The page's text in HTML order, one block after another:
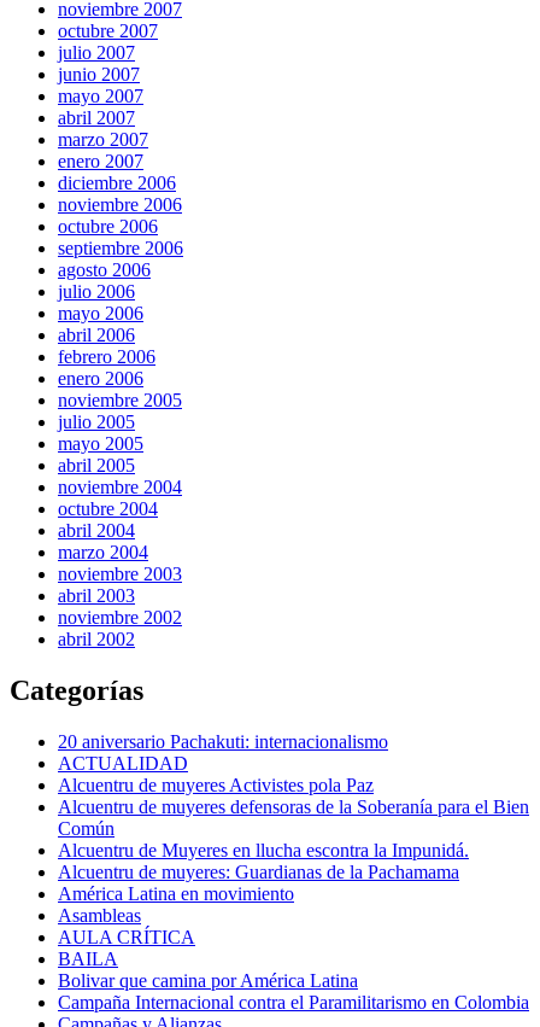
noviembre 2007
octubre 2007
julio 2007
junio 2007
mayo 2007
abril 2007
marzo 2007
enero 2007
diciembre 2006
noviembre 2006
octubre 2006
septiembre 2006
agosto 2006
julio 2006
mayo 2006
abril 2006
febrero 2006
enero 2006
noviembre 2005
julio 2005
mayo 2005
abril 2005
noviembre 2004
octubre 2004
abril 2004
marzo 2004
noviembre 2003
abril 2003
noviembre 2002
abril 2002
Categorías
20 aniversario Pachakuti: internacionalismo
ACTUALIDAD
Alcuentru de muyeres Activistes pola Paz
Alcuentru de muyeres defensoras de la Soberanía para el Bien
Común
Alcuentru de Muyeres en llucha escontra la Impunidá.
Alcuentru de muyeres: Guardianas de la Pachamama
América Latina en movimiento
Asambleas
AULA CRÍTICA
BAILA
Bolivar que camina por América Latina
Campaña Internacional contra el Paramilitarismo en Colombia